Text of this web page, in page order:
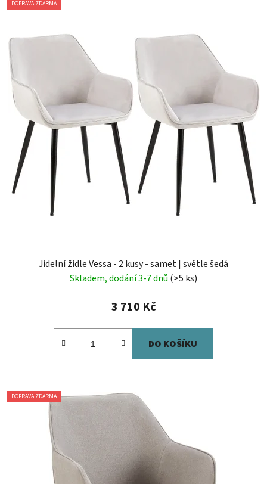
DOPRAVA ZDARMA
Jídelní židle Vessa - 2 kusy - samet | světle šedá
Skladem, dodání 3-7 dnů (>5 ks)
3 710 Kč
DO KOŠÍKU
DOPRAVA ZDARMA